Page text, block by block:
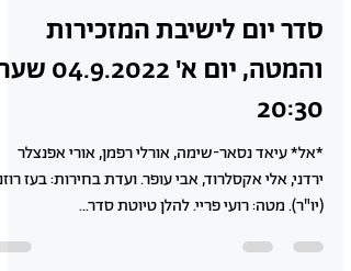
סדר יום לישיבת המזכירות
והמטה, יום א'
20:30
*אל* עיאד נסאר-שימה, אורלי רפמן, אורי אפנצלר
ירדני, אלי אקסלרוד, אבי עופר. ועדת בחירות: בעז
(יו"ר). מטה: רועי פריי. להלן טיוטת סדר...